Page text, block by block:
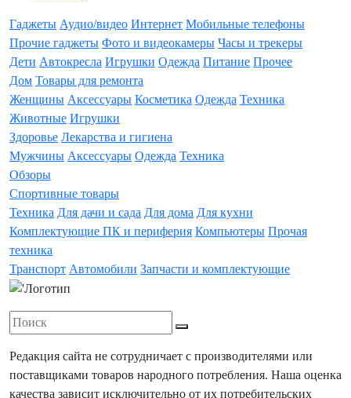
Гаджеты Аудио/видео Интернет Мобильные телефоны
Прочие гаджеты Фото и видеокамеры Часы и трекеры
Дети Автокресла Игрушки Одежда Питание Прочее
Дом Товары для ремонта
Женщины Аксессуары Косметика Одежда Техника
Животные Игрушки
Здоровье Лекарства и гигиена
Мужчины Аксессуары Одежда Техника
Обзоры
Спортивные товары
Техника Для дачи и сада Для дома Для кухни
Комплектующие ПК и периферия Компьютеры Прочая
техника
Транспорт Автомобили Запчасти и комплектующие
Редакция сайта не сотрудничает с производителями или
поставщиками товаров народного потребления. Наша оценка
качества зависит исключительно от их потребительских